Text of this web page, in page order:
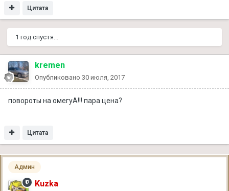
Цитата
1 год спустя...
kremen
Опубликовано 30 июля, 2017
повороты на омегуА!!! пара цена?
Цитата
Админ
Kuzka